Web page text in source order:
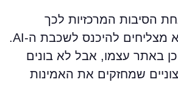
הסיבות המרכזיות לכך
שאתרים טובים לא מצליחים להיכנס לשכבת ה-AI.
באתר עצמו, אבל לא בונים
שמחזקים את האמינות